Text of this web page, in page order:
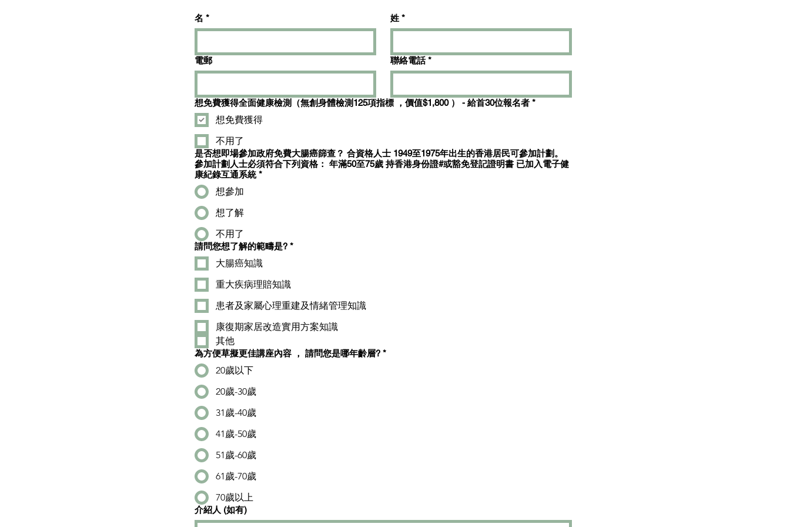
名 * 姓 *
電郵 聯絡電話 *
想免費獲得全面健康檢測（無創身體檢測125項指標 ，價值$1,800 ） - 給首30位報名者 *
想免費獲得
不用了
是否想即場參加政府免費大腸癌篩查？ 合資格人士 1949至1975年出生的香港居民可參加計劃。
參加計劃人士必須符合下列資格： 年滿50至75歲 持香港身份證#或豁免登記證明書 已加入電子健
康紀錄互通系統 *
想參加
想了解
不用了
請問您想了解的範疇是? *
大腸癌知識
重大疾病理賠知識
患者及家屬心理重建及情緒管理知識
康復期家居改造實用方案知識
其他
為方便草擬更佳講座內容 ， 請問您是哪年齡層? *
20歲以下
20歲-30歲
31歲-40歲
41歲-50歲
51歲-60歲
61歲-70歲
70歲以上
介紹人 (如有)